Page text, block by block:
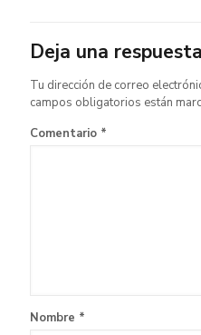
Deja una respuesta
Tu dirección de correo
campos obligatorios están
Comentario *
Nombre *